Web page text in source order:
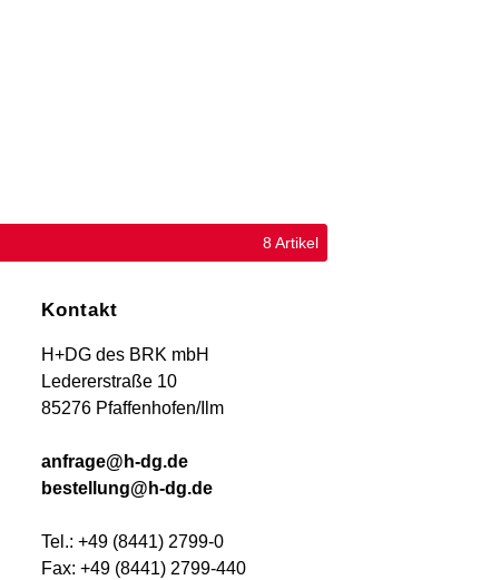
8 Artikel
Kontakt
H+DG des BRK mbH
Ledererstraße 10
85276 Pfaffenhofen/Ilm
anfrage@h-dg.de
bestellung@h-dg.de
Tel.: +49 (8441) 2799-0
Fax: +49 (8441) 2799-440